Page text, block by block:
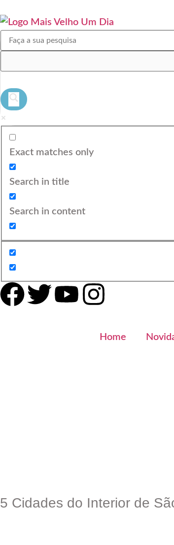
Exact matches only
Search in title
Search in content
Home
5 Cidades do Interior de